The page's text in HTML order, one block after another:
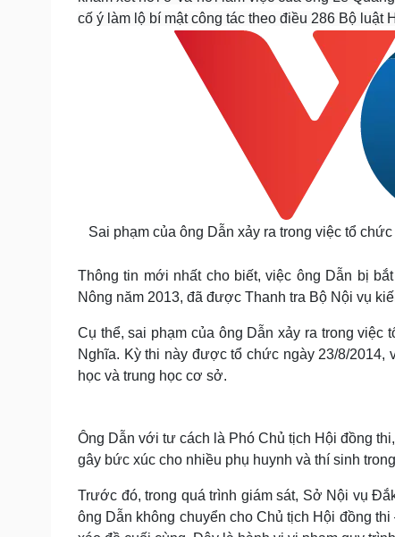
Sức khỏe
Dinh dưỡng - món ngon
Đời sống
Nhà đẹp
Blog
Tình yêu - Gia đình
cố ý làm lộ bí mật công tác theo điều 286 Bộ luật
Sai phạm của ông Dẫn xảy ra trong việc tổ
Thông tin mới nhất cho biết, việc ông Dẫn bị
Nông năm 2013, đã được Thanh tra Bộ Nội vụ
Cụ thể, sai phạm của ông Dẫn xảy ra trong
Nghĩa. Kỳ thi này được tổ chức ngày 23/8/
học và trung học cơ sở.
Ông Dẫn với tư cách là Phó Chủ tịch Hội đồng
gây bức xúc cho nhiều phụ huynh và thí sinh
Trước đó, trong quá trình giám sát, Sở Nội vụ
ông Dẫn không chuyển cho Chủ tịch Hội đồng